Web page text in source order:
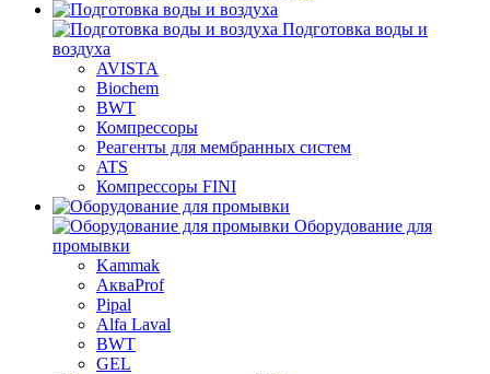
Подготовка воды и
воздуха
AVISTA
Biochem
BWT
Компрессоры
Реагенты для мембранных систем
ATS
Компрессоры FINI
Оборудование для
промывки
Kammak
АкваProf
Pipal
Alfa Laval
BWT
GEL